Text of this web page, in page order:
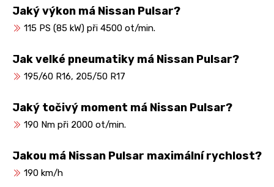
Jaký výkon má Nissan Pulsar?
115 PS (85 kW) při 4500 ot/min.
Jak velké pneumatiky má Nissan Pulsar?
195/60 R16, 205/50 R17
Jaký točivý moment má Nissan Pulsar?
190 Nm při 2000 ot/min.
Jakou má Nissan Pulsar maximální rychlost?
190 km/h